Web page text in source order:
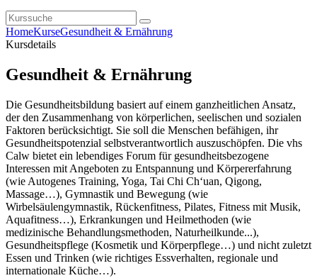
HomeKurseGesundheit & Ernährung
Kursdetails
Gesundheit & Ernährung
Die Gesundheitsbildung basiert auf einem ganzheitlichen Ansatz,
der den Zusammenhang von körperlichen, seelischen und sozialen
Faktoren berücksichtigt. Sie soll die Menschen befähigen, ihr
Gesundheitspotenzial selbstverantwortlich auszuschöpfen. Die vhs
Calw bietet ein lebendiges Forum für gesundheitsbezogene
Interessen mit Angeboten zu Entspannung und Körpererfahrung
(wie Autogenes Training, Yoga, Tai Chi Ch‘uan, Qigong,
Massage…), Gymnastik und Bewegung (wie
Wirbelsäulengymnastik, Rückenfitness, Pilates, Fitness mit Musik,
Aquafitness…), Erkrankungen und Heilmethoden (wie
medizinische Behandlungsmethoden, Naturheilkunde...),
Gesundheitspflege (Kosmetik und Körperpflege…) und nicht zuletzt
Essen und Trinken (wie richtiges Essverhalten, regionale und
internationale Küche…).